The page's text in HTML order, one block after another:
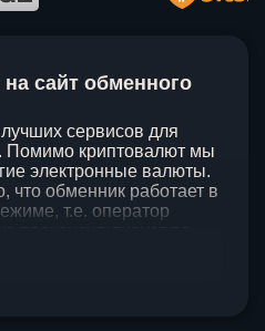
сайт обменного
сервисов для
Помимо криптовалют мы
электронные валюты.
что обменник работает в
т.е. оператор
проводить обмены